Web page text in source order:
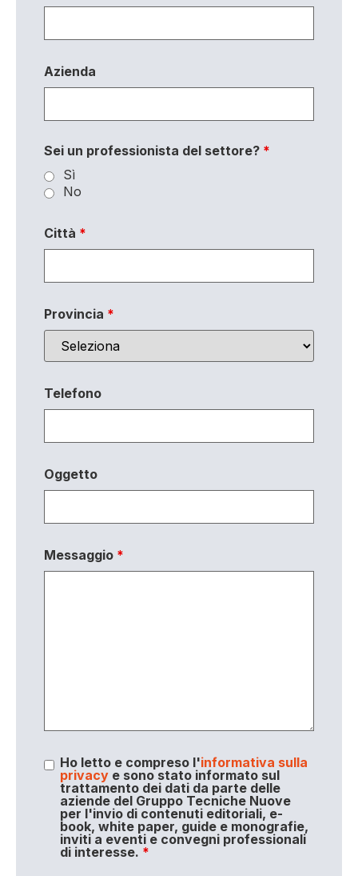
Azienda
Sei un professionista del settore? *
Sì
No
Città *
Provincia *
Telefono
Oggetto
Messaggio *
Ho letto e compreso l'informativa sulla
privacye sono stato informato sul
trattamento dei dati da parte delle
aziende del Gruppo Tecniche Nuove
per l'invio di contenuti editoriali, e-
book, white paper, guide e monografie,
inviti a eventi e convegni professionali
di interesse. *